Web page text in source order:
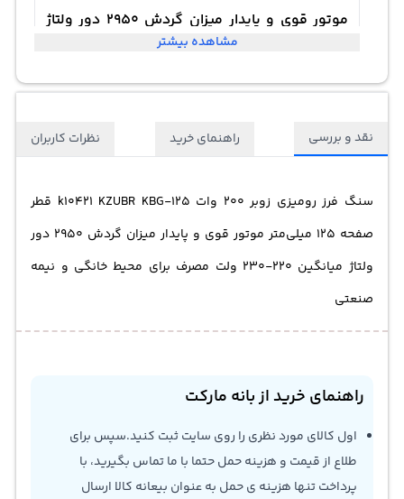
موتور قوی و پایدار میزان گردش 2950 دور ولتاژ
نیمه صنعتی
مشاهده بیشتر
نقد و بررسی راهنمای خرید نظرات کاربران
سنگ فرز رومیزی زوبر 200 وات k10421 KZUBR KBG-125 قطر
صفحه 125 میلی‌متر موتور قوی و پایدار میزان گردش 2950 دور
ولتاژ میانگین 220-230 ولت مصرف برای محیط‌ خانگی و نیمه
صنعتی
راهنمای خرید از بانه مارکت
اول کالای مورد نظری را روی سایت ثبت کنید.سپس برای
طلاع از قیمت و هزینه حمل حتما با ما تماس بگیرید، با
پرداخت تنها هزینه ی حمل به عنوان بیعانه کالا ارسال